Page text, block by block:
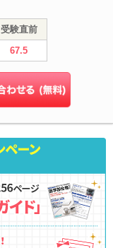
受験直前
67.5